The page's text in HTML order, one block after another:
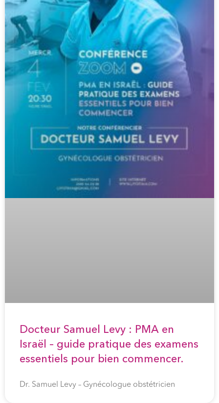
Docteur Samuel Levy : PMA en
Israël – guide pratique des examens
essentiels pour bien commencer.
Dr. Samuel Levy – Gynécologue obstétricien